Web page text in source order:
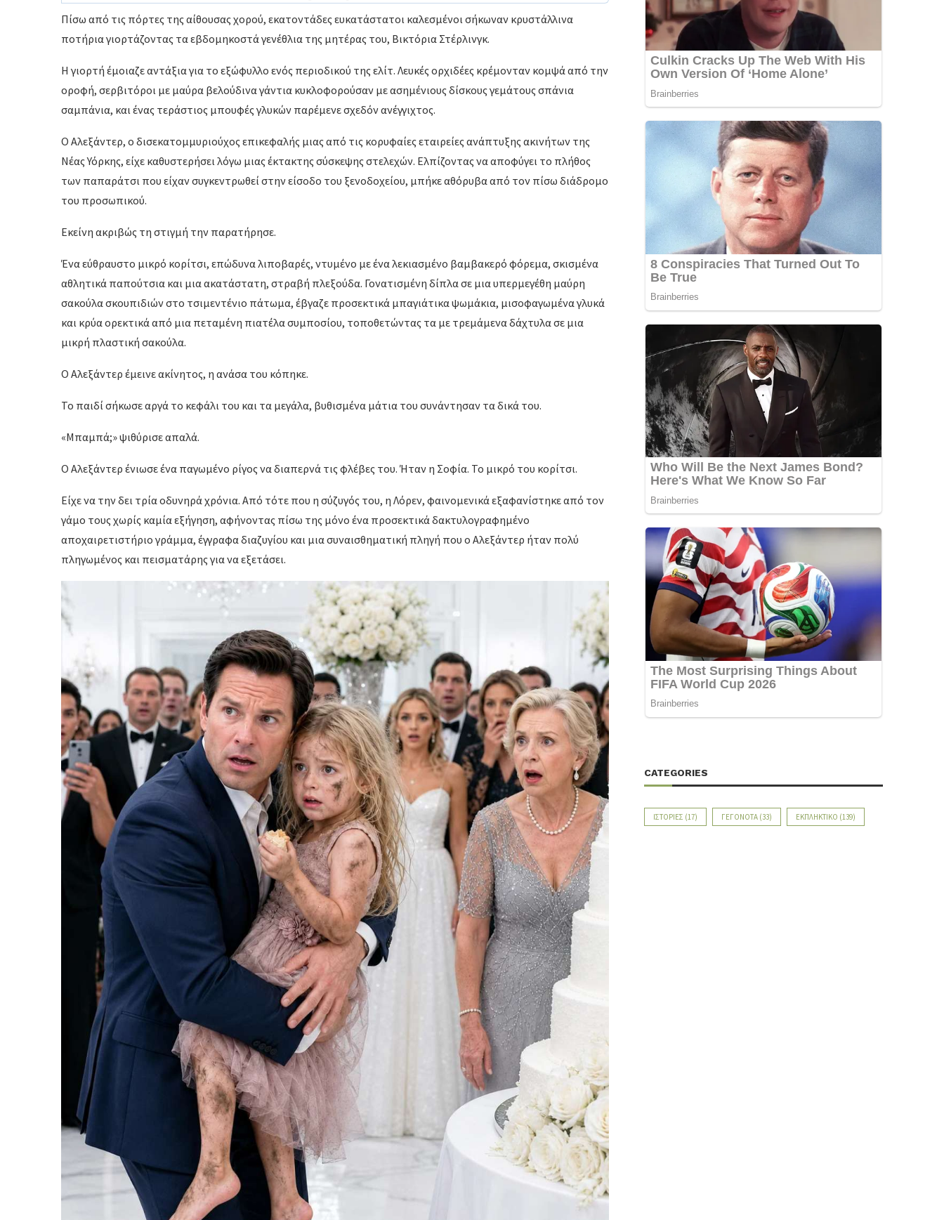
Πίσω από τις πόρτες της αίθουσας χορού, εκατοντάδες ευκατάστατοι καλεσμένοι σήκωναν κρυστάλλινα
ποτήρια γιορτάζοντας τα εβδομηκοστά γενέθλια της μητέρας του, Βικτόρια Στέρλινγκ.
Η γιορτή έμοιαζε αντάξια για το εξώφυλλο ενός περιοδικού της ελίτ. Λευκές ορχιδέες κρέμονταν κομψά από την
οροφή, σερβιτόροι με μαύρα βελούδινα γάντια κυκλοφορούσαν με ασημένιους δίσκους γεμάτους σπάνια
σαμπάνια, και ένας τεράστιος μπουφές γλυκών παρέμενε σχεδόν ανέγγιχτος.
Ο Αλεξάντερ, ο δισεκατομμυριούχος επικεφαλής μιας από τις κορυφαίες εταιρείες ανάπτυξης ακινήτων της
Νέας Υόρκης, είχε καθυστερήσει λόγω μιας έκτακτης σύσκεψης στελεχών. Ελπίζοντας να αποφύγει το πλήθος
των παπαράτσι που είχαν συγκεντρωθεί στην είσοδο του ξενοδοχείου, μπήκε αθόρυβα από τον πίσω διάδρομο
του προσωπικού.
Εκείνη ακριβώς τη στιγμή την παρατήρησε.
Ένα εύθραυστο μικρό κορίτσι, επώδυνα λιποβαρές, ντυμένο με ένα λεκιασμένο βαμβακερό φόρεμα, σκισμένα
αθλητικά παπούτσια και μια ακατάστατη, στραβή πλεξούδα. Γονατισμένη δίπλα σε μια υπερμεγέθη μαύρη
σακούλα σκουπιδιών στο τσιμεντένιο πάτωμα, έβγαζε προσεκτικά μπαγιάτικα ψωμάκια, μισοφαγωμένα γλυκά
και κρύα ορεκτικά από μια πεταμένη πιατέλα συμποσίου, τοποθετώντας τα με τρεμάμενα δάχτυλα σε μια
μικρή πλαστική σακούλα.
Ο Αλεξάντερ έμεινε ακίνητος, η ανάσα του κόπηκε.
Το παιδί σήκωσε αργά το κεφάλι του και τα μεγάλα, βυθισμένα μάτια του συνάντησαν τα δικά του.
«Μπαμπά;» ψιθύρισε απαλά.
Ο Αλεξάντερ ένιωσε ένα παγωμένο ρίγος να διαπερνά τις φλέβες του. Ήταν η Σοφία. Το μικρό του κορίτσι.
Είχε να την δει τρία οδυνηρά χρόνια. Από τότε που η σύζυγός του, η Λόρεν, φαινομενικά εξαφανίστηκε από τον
γάμο τους χωρίς καμία εξήγηση, αφήνοντας πίσω της μόνο ένα προσεκτικά δακτυλογραφημένο
αποχαιρετιστήριο γράμμα, έγγραφα διαζυγίου και μια συναισθηματική πληγή που ο Αλεξάντερ ήταν πολύ
πληγωμένος και πεισματάρης για να εξετάσει.
CATEGORIES
ΙΣΤΟΡΊΕΣ (17) ΓΕΓΟΝΌΤΑ (33) ΕΚΠΛΗΚΤΙΚΌ (139)